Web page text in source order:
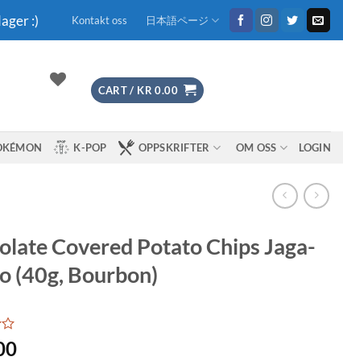
:) Kontakt oss 日本語ページ
CART / KR 0.00
K-POP OPPSKRIFTER OM OSS LOGIN
Covered Potato Chips Jaga-
(40g, Bourbon)